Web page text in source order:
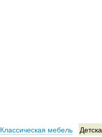
Классическая мебель